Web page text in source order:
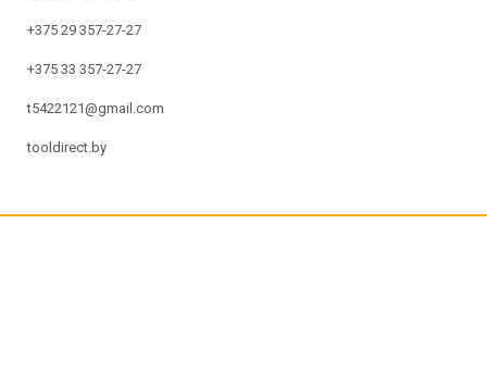
+375 29 357-27-27
+375 33 357-27-27
t5422121@gmail.com
tooldirect.by